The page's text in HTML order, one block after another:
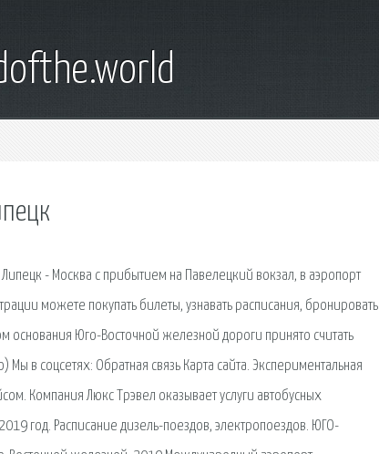
- Москва с прибытием на Павелецкий вокзал, в аэропорт
можете покупать билеты, узнавать расписания, бронировать
Юго-Восточной железной дороги принято считать
в соцсетях: Обратная связь Карта сайта. Экспериментальная
Компания Люкс Трэвел оказывает услуги автобусных
год. Расписание дизель-поездов, электропоездов. ЮГО-